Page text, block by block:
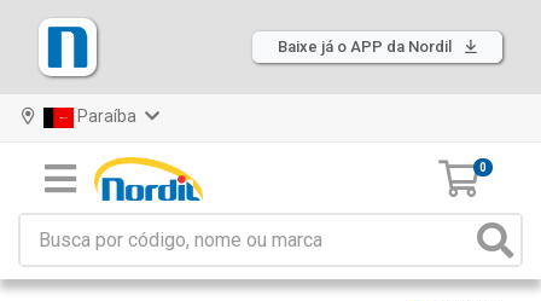
Baixe já o APP da Nordil
Paraíba
0